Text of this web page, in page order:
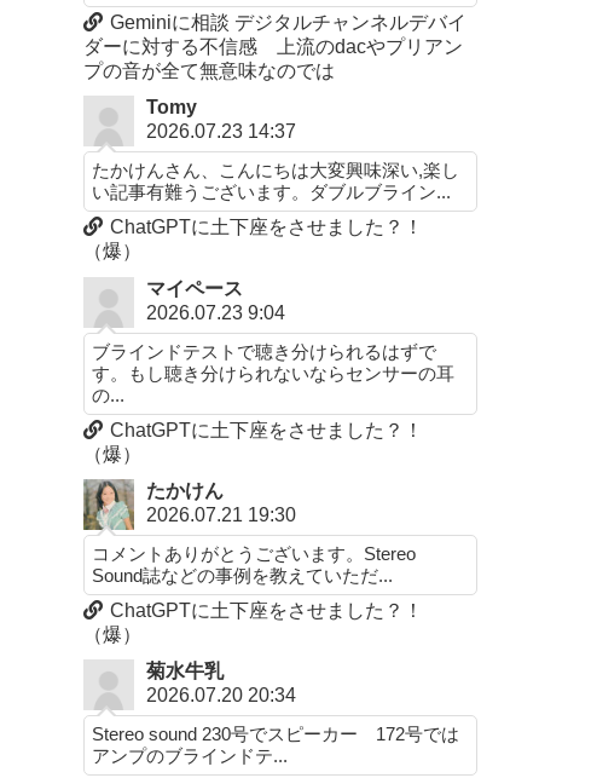
Geminiに相談 デジタルチャンネルデバイ
ダーに対する不信感 上流のdacやプリアン
プの音が全て無意味なのでは
Tomy
2026.07.23 14:37
たかけんさん、こんにちは大変興味深い,楽し
い記事有難うございます。ダブルブライン...
ChatGPTに土下座をさせました？！
（爆）
マイペース
2026.07.23 9:04
ブラインドテストで聴き分けられるはずで
す。もし聴き分けられないならセンサーの耳
の...
ChatGPTに土下座をさせました？！
（爆）
たかけん
2026.07.21 19:30
コメントありがとうございます。Stereo
Sound誌などの事例を教えていただ...
ChatGPTに土下座をさせました？！
（爆）
菊水牛乳
2026.07.20 20:34
Stereo sound 230号でスピーカー 172号では
アンプのブラインドテ...